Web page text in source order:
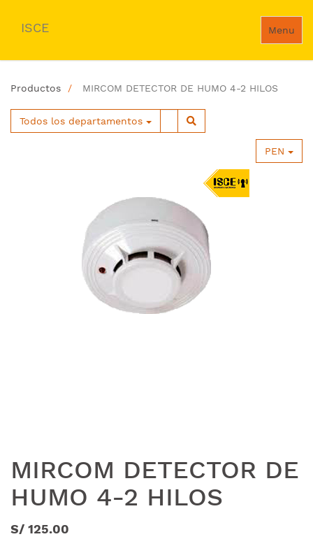
Menu
ISCE
Productos MIRCOM DETECTOR DE HUMO 4-2 HILOS
Todos los departamentos
PEN
MIRCOM DETECTOR DE
HUMO 4-2 HILOS
S/ 125.00